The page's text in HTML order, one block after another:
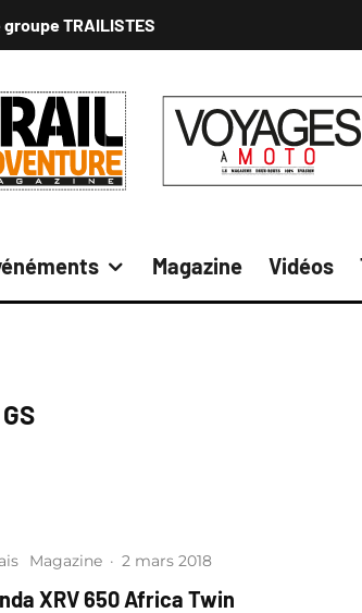
groupe TRAILISTES
Magazine Vidéos
Magazine · 2 mars 2018
XRV 650 Africa Twin